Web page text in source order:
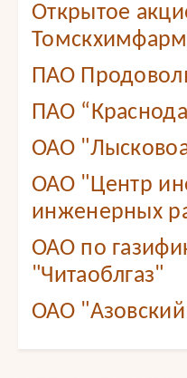
Открытое
ПАО
ПАО
ОАО
ОАО "Центр
инженерных
ОАО по
"Читаоблгаз"
ОАО "Азовский